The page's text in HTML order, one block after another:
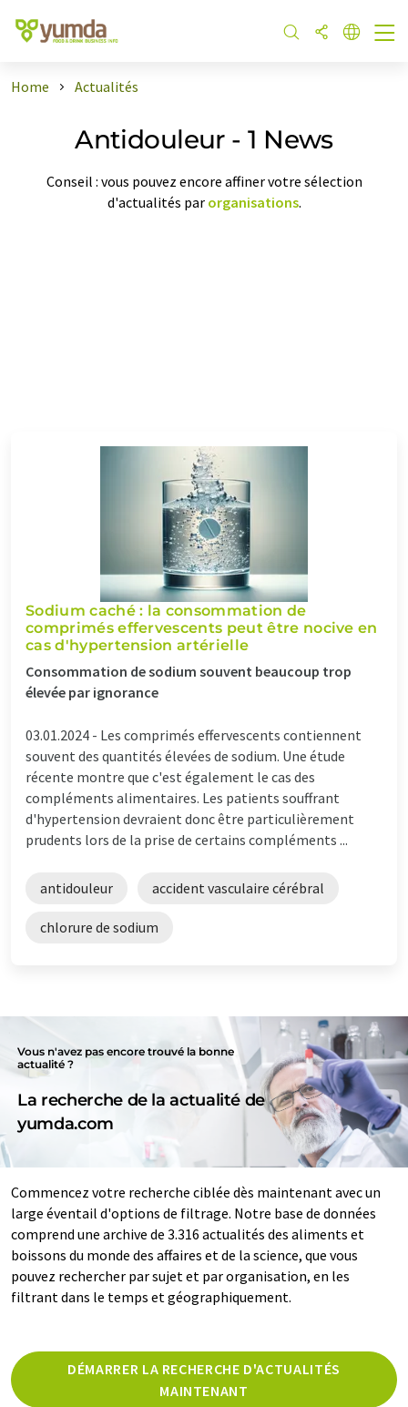
Home Actualités
Antidouleur - 1 News
Conseil : vous pouvez encore affiner votre sélection
d'actualités par organisations.
Sodium caché : la consommation de
comprimés effervescents peut être nocive en
cas d'hypertension artérielle
Consommation de sodium souvent beaucoup trop
élevée par ignorance
03.01.2024 - Les comprimés effervescents contiennent
souvent des quantités élevées de sodium. Une étude
récente montre que c'est également le cas des
compléments alimentaires. Les patients souffrant
d'hypertension devraient donc être particulièrement
prudents lors de la prise de certains compléments ...
antidouleur accident vasculaire cérébral
chlorure de sodium
Vous n'avez pas encore trouvé la bonne
actualité ?
La recherche de la actualité de
yumda.com
Commencez votre recherche ciblée dès maintenant avec un
large éventail d'options de filtrage. Notre base de données
comprend une archive de 3.316 actualités des aliments et
boissons du monde des affaires et de la science, que vous
pouvez rechercher par sujet et par organisation, en les
filtrant dans le temps et géographiquement.
DÉMARRER LA RECHERCHE D'ACTUALITÉS
MAINTENANT